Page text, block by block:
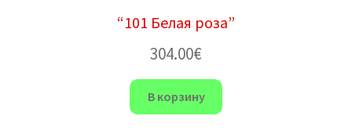
“101 Белая роза”
304.00€
В корзину